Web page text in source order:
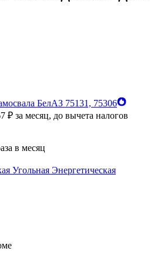
БелАЗ 75131, 75306
₽ за месяц, до вычета налогов
в месяц
Угольная Энергетическая